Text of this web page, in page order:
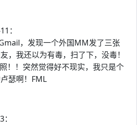
：
，发现一个外国MM发了三张
，我还以为有毒，扫了下，没毒！
！！突然觉得好不现实，我只是个
瑟啊！FML